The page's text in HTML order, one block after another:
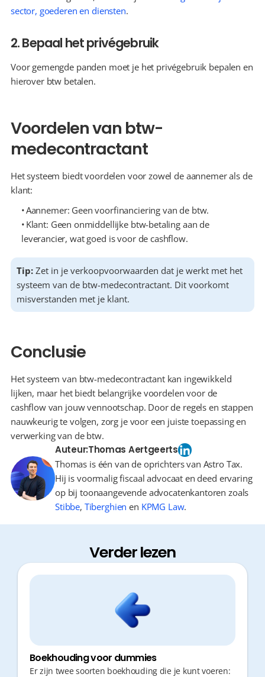
sector, goederen en diensten.
2. Bepaal het privégebruik
Voor gemengde panden moet je het privégebruik bepalen en
hierover btw betalen.
Voordelen van btw-
medecontractant
Het systeem biedt voordelen voor zowel de aannemer als de
klant:
  Aannemer: Geen voorfinanciering van de btw.
  Klant: Geen onmiddellijke btw-betaling aan de
leverancier, wat goed is voor de cashflow.
Tip: Zet in je verkoopvoorwaarden dat je werkt met het
systeem van de btw-medecontractant. Dit voorkomt
misverstanden met je klant.
Conclusie
Het systeem van btw-medecontractant kan ingewikkeld
lijken, maar het biedt belangrijke voordelen voor de
cashflow van jouw vennootschap. Door de regels en stappen
nauwkeurig te volgen, zorg je voor een juiste toepassing en
verwerking van de btw.
Auteur:Thomas Aertgeerts
Thomas is één van de oprichters van Astro Tax.
Hij is voormalig fiscaal advocaat en deed ervaring
op bij toonaangevende advocatenkantoren zoals
Stibbe, Tiberghien en KPMG Law.
Verder lezen
Boekhouding voor dummies
Er zijn twee soorten boekhouding die je kunt voeren: